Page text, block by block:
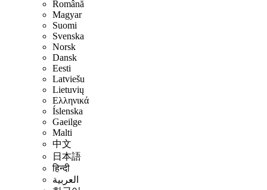
Română
Magyar
Suomi
Svenska
Norsk
Dansk
Eesti
Latviešu
Lietuvių
Ελληνικά
Íslenska
Gaeilge
Malti
中文
日本語
हिन्दी
العربية